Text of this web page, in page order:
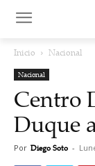
Inicio Nacional
Nacional
Centro
Duque
Por Diego Soto -